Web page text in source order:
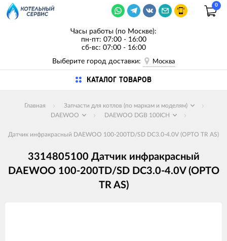
0
Часы работы (по Москве):
пн-пт: 07:00 - 16:00
сб-вс: 07:00 - 16:00
Выберите город доставки:
Москва
КАТАЛОГ ТОВАРОВ
Главная
Запчасти для котлов (по маркам и моделям)
DAEWOO
DAEWOO DGB 100ICH
Датчик инфракрасный DAEWOO 100-200TD/SD DC3.0-4.0V (OPTO TR AS)
3314805100 Датчик инфракрасный
DAEWOO 100-200TD/SD DC3.0-4.0V (OPTO
TR AS)